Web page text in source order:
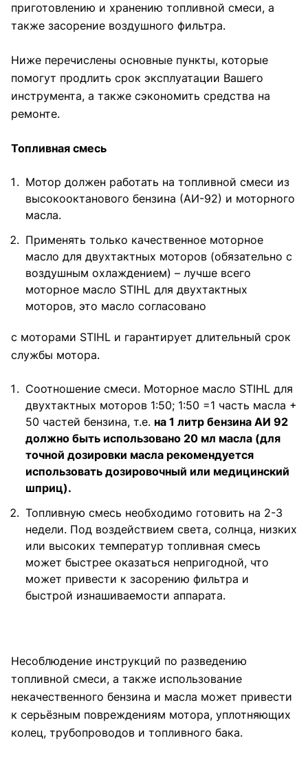
приготовлению и хранению топливной смеси, а
также засорение воздушного фильтра.
Ниже перечислены основные пункты, которые
помогут продлить срок эксплуатации Вашего
инструмента, а также сэкономить средства на
ремонте.
Топливная смесь
Мотор должен работать на топливной смеси из
высокооктанового бензина (АИ-92) и моторного
масла.
Применять только качественное моторное
масло для двухтактных моторов (обязательно с
воздушным охлаждением) – лучше всего
моторное масло STIHL для двухтактных
моторов, это масло согласовано
с моторами STIHL и гарантирует длительный срок
службы мотора.
Соотношение смеси. Моторное масло STIHL для
двухтактных моторов 1:50; 1:50 =1 часть масла +
50 частей бензина, т.е. на 1 литр бензина АИ 92
должно быть использовано 20 мл масла (для
точной дозировки масла рекомендуется
использовать дозировочный или медицинский
шприц).
Топливную смесь необходимо готовить на 2-3
недели. Под воздействием света, солнца, низких
или высоких температур топливная смесь
может быстрее оказаться непригодной, что
может привести к засорению фильтра и
быстрой изнашиваемости аппарата.
Несоблюдение инструкций по разведению
топливной смеси, а также использование
некачественного бензина и масла может привести
к серьёзным повреждениям мотора, уплотняющих
колец, трубопроводов и топливного бака.